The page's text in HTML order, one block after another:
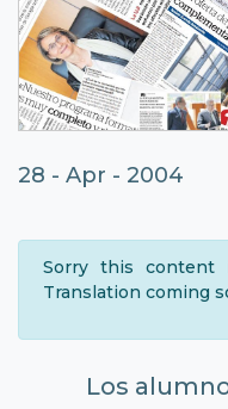
28 - Apr - 2004
Sorry this content
Translation coming
Los